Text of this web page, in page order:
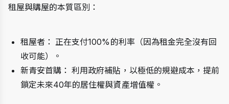
租屋與購屋的本質區別：
租屋者： 正在支付100%的利率（因為租金完全沒有回
收可能）。
新青安首購： 利用政府補貼，以極低的規避成本，提前
鎖定未來40年的居住權與資產增值權。